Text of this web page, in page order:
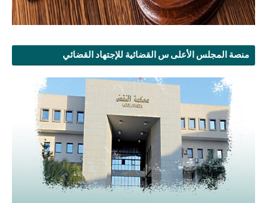
منصة المجلس الأعلى س القضائية للإجتهاد القضائي